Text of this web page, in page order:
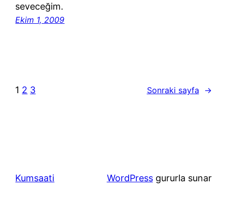
seveceğim.
Ekim 1, 2009
1 2 3 Sonraki sayfa →
Kumsaati WordPressgururla sunar